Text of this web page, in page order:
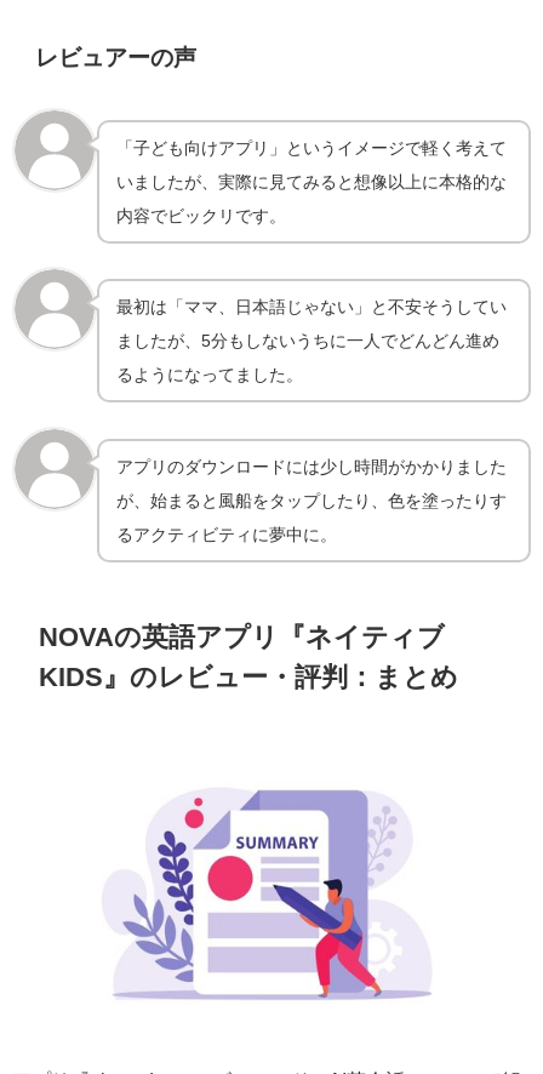
レビュアーの声
「子ども向けアプリ」というイメージで軽く考えて
いましたが、実際に見てみると想像以上に本格的な
内容でビックリです。
最初は「ママ、日本語じゃない」と不安そうしてい
ましたが、5分もしないうちに一人でどんどん進め
るようになってました。
アプリのダウンロードには少し時間がかかりました
が、始まると風船をタップしたり、色を塗ったりす
るアクティビティに夢中に。
NOVAの英語アプリ『ネイティブ
KIDS』のレビュー・評判：まとめ